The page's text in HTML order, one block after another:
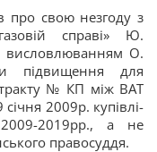
про свою незгоду з
справі» Ю.
висловлюванням О.
підвищення для
№ КП між ВАТ
2009р. купівлі-
2019рр., а не
правосуддя.